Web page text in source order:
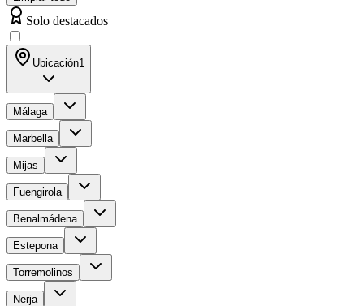
Solo destacados
Ubicación1
Málaga
Marbella
Mijas
Fuengirola
Benalmádena
Estepona
Torremolinos
Nerja